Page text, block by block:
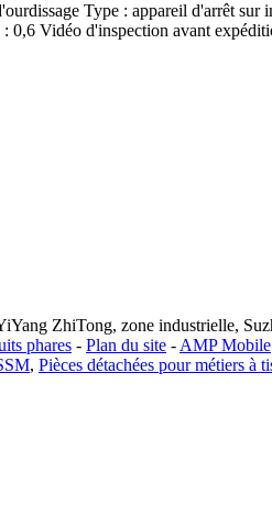
Type : appareil d'arrêt
: 0,6 Vidéo d'inspection avant
ZhiTong, zone industrielle,
phares - Plan du site - AMP Mobile
, Pièces détachées pour métiers à